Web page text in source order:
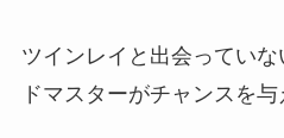
ツインレイと出会ってい
ドマスターがチャンスを与